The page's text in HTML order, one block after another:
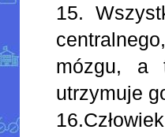
15.
mózgu, a
utrzymuje